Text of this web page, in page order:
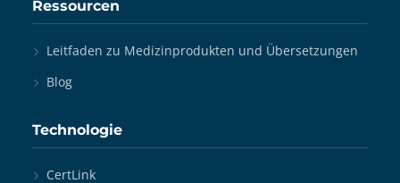
Ressourcen
Leitfaden zu Medizinprodukten und Übersetzungen
Blog
Technologie
CertLink